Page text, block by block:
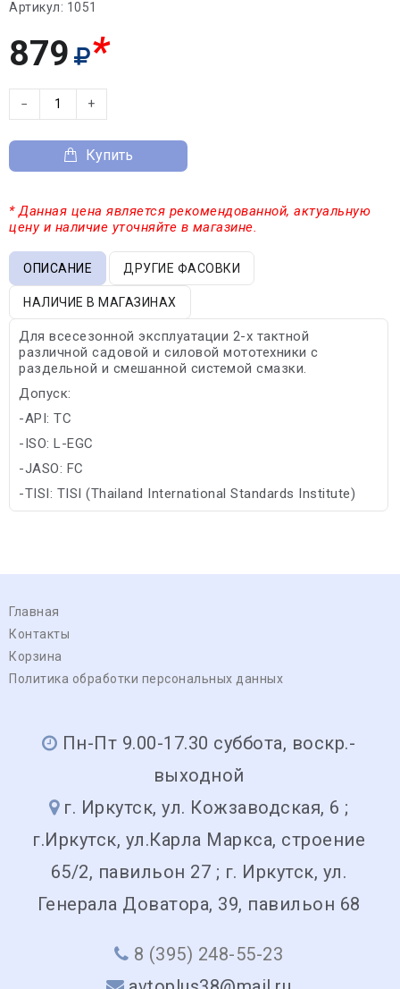
Артикул: 1051
879 *
− +
Купить
* Данная цена является рекомендованной, актуальную
цену и наличие уточняйте в магазине.
ОПИСАНИЕ ДРУГИЕ ФАСОВКИ
НАЛИЧИЕ В МАГАЗИНАХ
Для всесезонной эксплуатации 2-х тактной
различной садовой и силовой мототехники с
раздельной и смешанной системой смазки.
Допуск:
-API: TC
-ISO: L-EGC
-JASO: FC
-TISI: TISI (Thailand International Standards Institute)
Главная
Контакты
Корзина
Политика обработки персональных данных
Пн-Пт 9.00-17.30 суббота, воскр.-
выходной
г. Иркутск, ул. Кожзаводская, 6 ;
г.Иркутск, ул.Карла Маркса, строение
65/2, павильон 27 ; г. Иркутск, ул.
Генерала Доватора, 39, павильон 68
8 (395) 248-55-23